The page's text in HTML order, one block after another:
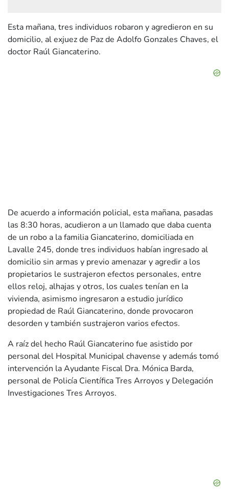
Esta mañana, tres individuos robaron y agredieron en su
domicilio, al exjuez de Paz de Adolfo Gonzales Chaves, el
doctor Raúl Giancaterino.
De acuerdo a información policial, esta mañana, pasadas
las 8:30 horas, acudieron a un llamado que daba cuenta
de un robo a la familia Giancaterino, domiciliada en
Lavalle 245, donde tres individuos habían ingresado al
domicilio sin armas y previo amenazar y agredir a los
propietarios le sustrajeron efectos personales, entre
ellos reloj, alhajas y otros, los cuales tenían en la
vivienda, asimismo ingresaron a estudio jurídico
propiedad de Raúl Giancaterino, donde provocaron
desorden y también sustrajeron varios efectos.
A raíz del hecho Raúl Giancaterino fue asistido por
personal del Hospital Municipal chavense y además tomó
intervención la Ayudante Fiscal Dra. Mónica Barda,
personal de Policía Científica Tres Arroyos y Delegación
Investigaciones Tres Arroyos.